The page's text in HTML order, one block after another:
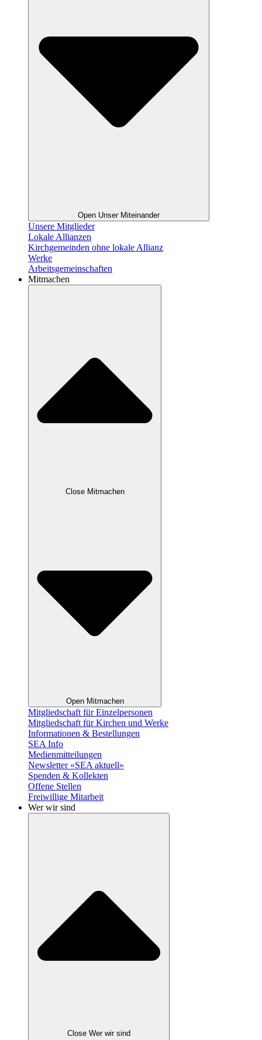
Open Unser Miteinander
Unsere Mitglieder
Lokale Allianzen
Kirchgemeinden ohne lokale Allianz
Werke
Arbeitsgemeinschaften
Mitmachen
Close Mitmachen
Open Mitmachen
Mitgliedschaft für Einzelpersonen
Mitgliedschaft für Kirchen und Werke
Informationen & Bestellungen
SEA Info
Medienmitteilungen
Newsletter «SEA aktuell»
Spenden & Kollekten
Offene Stellen
Freiwillige Mitarbeit
Wer wir sind
Close Wer wir sind